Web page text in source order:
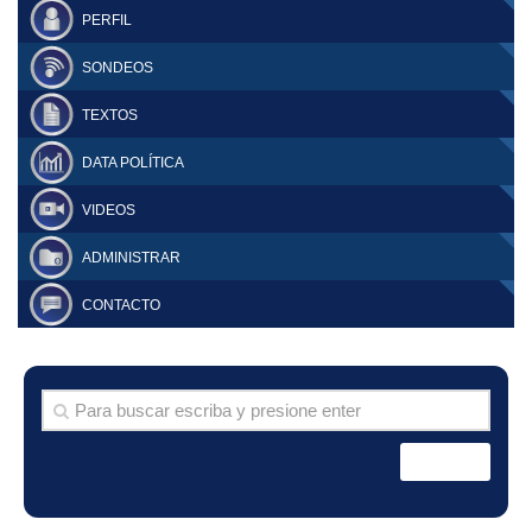
PERFIL
SONDEOS
TEXTOS
DATA POLÍTICA
VIDEOS
ADMINISTRAR
CONTACTO